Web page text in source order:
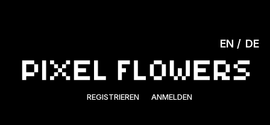
REGISTRIEREN ANMELDEN
EN DE